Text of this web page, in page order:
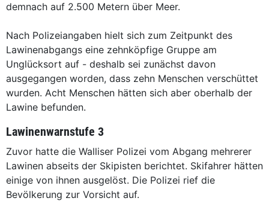
demnach auf 2.500 Metern über Meer.
Nach Polizeiangaben hielt sich zum Zeitpunkt des
Lawinenabgangs eine zehnköpfige Gruppe am
Unglücksort auf - deshalb sei zunächst davon
ausgegangen worden, dass zehn Menschen verschüttet
wurden. Acht Menschen hätten sich aber oberhalb der
Lawine befunden.
Lawinenwarnstufe 3
Zuvor hatte die Walliser Polizei vom Abgang mehrerer
Lawinen abseits der Skipisten berichtet. Skifahrer hätten
einige von ihnen ausgelöst. Die Polizei rief die
Bevölkerung zur Vorsicht auf.